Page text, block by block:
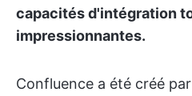
capacités d'intégration
impressionnantes.
Confluence a été créé